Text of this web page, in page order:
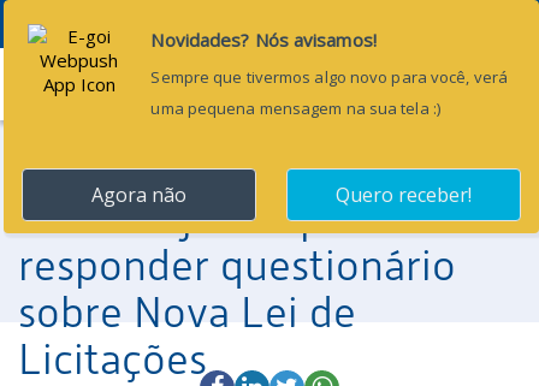
Menu
30 de maio de 2023
TCE/CE informa que
gestores municipais têm
até 6 de junho para
responder questionário
sobre Nova Lei de
Licitações